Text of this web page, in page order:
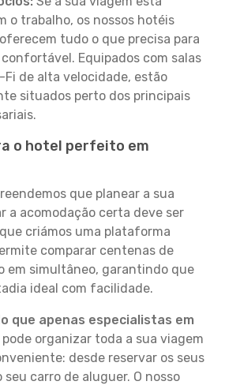
o trabalho, os nossos hotéis
tudo o que precisa para
Equipados com salas
Fi de alta velocidade, estão
situados perto dos principais
o hotel perfeito em
que planear a sua
a acomodação certa deve ser
criámos uma plataforma
comparar centenas de
em simultâneo, garantindo que
ideal com facilidade.
que apenas especialistas em
pode organizar toda a sua viagem
desde reservar os seus
carro de aluguer. O nosso